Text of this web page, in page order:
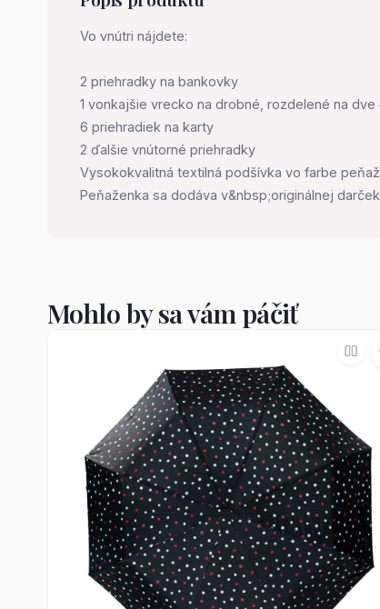
Vo vnútri nájdete:
2 priehradky na bankovky
1 vonkajšie vrecko na drobné, rozdelené na
6 priehradiek na karty
2 ďalšie vnútorné priehradky
Vysokokvalitná textilná podšívka vo farbe
Peňaženka sa dodáva v&nbsp;originálnej
Mohlo by sa vám páčiť